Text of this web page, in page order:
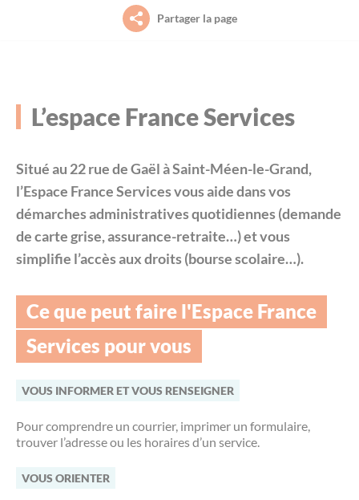
Petite enfance (0-3 ans)
Habitat / Urbanisme
Environnement
Déplacements
Payer en ligne
L'agenda des permanences
Aide aux démarches à France Services
Déplacements
Habitat
Environnement
Eau et assainissement
La piscine intercommunale Acorus
L’agenda des sorties et découvertes sur le
Le projet de territoire
Le conseil communautaire
Les compétences
Les grands projets
Le budget
Les offres d’emploi de la communauté de
Nos publications
Partager la page
L’espace France Services
Situé au 22 rue de Gaël à Saint-Méen-le-Grand,
l’Espace France Servicesvous aide dans vos
démarches administratives quotidiennes (demande
de carte grise, assurance-retraite…) et vous
simplifie l’accès aux droits (bourse scolaire…).
Ce que peut faire l'Espace France
Services pour vous
VOUS INFORMER ET VOUS RENSEIGNER
Pour comprendre un courrier, imprimer un formulaire,
trouver l’adresse ou les horaires d’un service.
VOUS ORIENTER